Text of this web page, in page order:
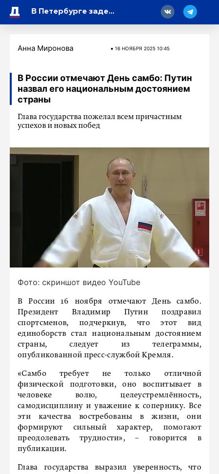
В Петербурге задержали дебошира, повредившего автомобиль скорой на Исаакиевской площади
Анна Миронова 16 НОЯБРЯ 2025 10:45
В России отмечают День самбо: Путин
назвал его национальным достоянием
страны
Глава государства пожелал всем причастным
успехов и новых побед
Фото: скриншот видео YouTube
В России 16 ноября отмечают День самбо.
Президент Владимир Путин поздравил
спортсменов, подчеркнув, что этот вид
единоборств стал национальным достоянием
страны, следует из телеграммы,
опубликованной пресс-службой Кремля.
«Самбо требует не только отличной
физической подготовки, оно воспитывает в
человеке волю, целеустремлённость,
самодисциплину и уважение к сопернику. Все
эти качества востребованы в жизни, они
формируют сильный характер, помогают
преодолевать трудности», – говорится в
публикации.
Глава государства выразил уверенность, что